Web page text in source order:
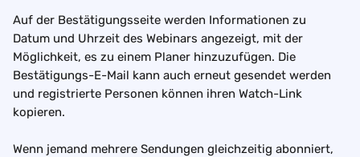
Auf der Bestätigungsseite werden Informationen zu
Datum und Uhrzeit des Webinars angezeigt, mit der
Möglichkeit, es zu einem Planer hinzuzufügen. Die
Bestätigungs-E-Mail kann auch erneut gesendet werden
und registrierte Personen können ihren Watch-Link
kopieren.
Wenn jemand mehrere Sendungen gleichzeitig abonniert,